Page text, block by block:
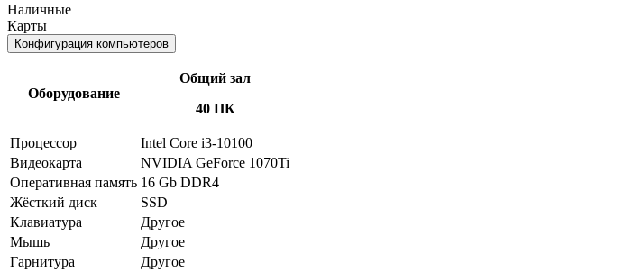
Наличные
Карты
Конфигурация компьютеров
Оборудование
Общий зал
40 ПК
Процессор
Intel Core i3-10100
Видеокарта
NVIDIA GeForce 1070Ti
Оперативная память 16 Gb DDR4
Жёсткий диск
SSD
Клавиатура
Другое
Мышь
Другое
Гарнитура
Другое